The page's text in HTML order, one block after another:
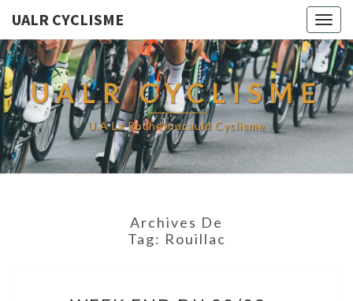
UALR CYCLISME
UALR CYCLISME
U.A La Rochefoucauld Cyclisme
Archives De
Tag: Rouillac